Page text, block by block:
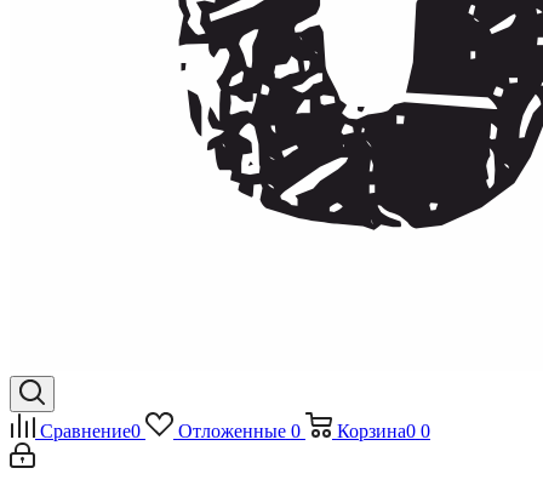
Сравнение0 Отложенные 0 Корзина0 0